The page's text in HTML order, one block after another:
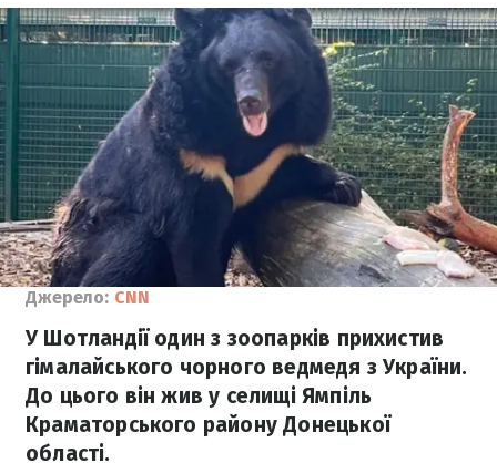
Джерело: CNN
У Шотландії один з зоопарків прихистив
гімалайського чорного ведмедя з України.
До цього він жив у селищі Ямпіль
Краматорського району Донецької
області.